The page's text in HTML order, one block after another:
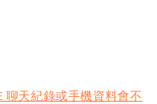
聊天紀錄或手機資料會不